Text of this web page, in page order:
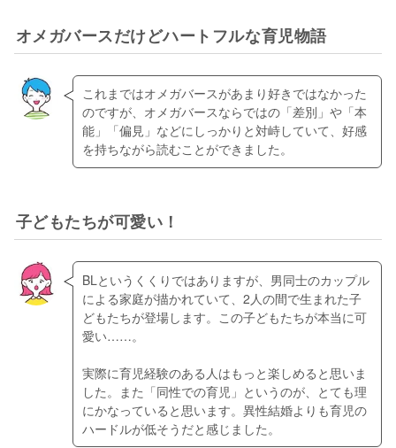
オメガバースだけどハートフルな育児物語
これまではオメガバースがあまり好きではなかった
のですが、オメガバースならではの「差別」や「本
能」「偏見」などにしっかりと対峙していて、好感
を持ちながら読むことができました。
子どもたちが可愛い！
BLというくくりではありますが、男同士のカップル
による家庭が描かれていて、2人の間で生まれた子
どもたちが登場します。この子どもたちが本当に可
愛い……。
実際に育児経験のある人はもっと楽しめると思いま
した。また「同性での育児」というのが、とても理
にかなっていると思います。異性結婚よりも育児の
ハードルが低そうだと感じました。